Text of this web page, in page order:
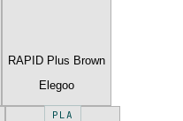
RAPID Plus Brown
Elegoo
PLA